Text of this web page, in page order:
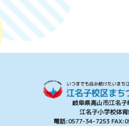
岐阜県高山市江名
江名子小学校体
電話:0577-34-7253